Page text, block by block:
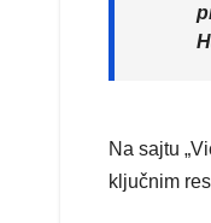
Na sajtu
ključnim